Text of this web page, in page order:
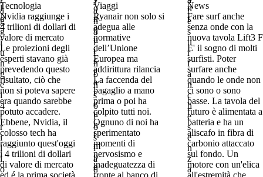
Tecnologia
Nvidia raggiunge i
4 trilioni di dollari di
valore di mercato
Le proiezioni degli
esperti stavano già
prevedendo questo
risultato, ciò che
non si poteva sapere
era quando sarebbe
potuto accadere.
Ebbene, Nvidia, il
colosso tech ha
raggiunto quest'oggi
i 4 trilioni di dollari
di valore di mercato
ed é la prima società
Viaggi
Ryanair non solo si
adegua alle
normative
dell’Unione
Europea ma
addirittura rilancia
La faccenda del
bagaglio a mano
prima o poi ha
colpito tutti noi.
Ognuno di noi ha
sperimentato
momenti di
nervosismo e
inadeguatezza di
fronte al banco di
News
Fare surf anche
senza onde con la
nuova tavola Lift3 F
E' il sogno di molti
surfisti. Poter
surfare anche
quando le onde non
ci sono o sono
basse. La tavola del
futuro è alimentata a
batteria e ha un
aliscafo in fibra di
carbonio attaccato
sul fondo. Un
motore con un'elica
all'estremità che